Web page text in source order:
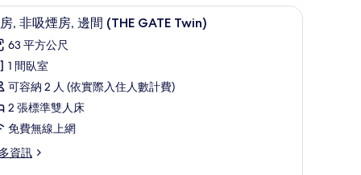
費無線上網 套房, 非吸煙房, 邊間 (THE GATE Twin) | 羽
10, 非吸煙房, 邊間 (THE GATE Twin)
63 平方公尺
1 間臥室
可容納 2 人 (依實際入住人數計費)
2 張標準雙人床
免費無線上網
資訊